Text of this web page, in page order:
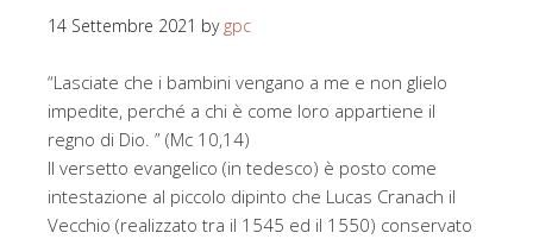
14 Settembre 2021 by gpc
“Lasciate che i bambini vengano a me e non glielo
impedite, perché a chi è come loro appartiene il
regno di Dio. ” (Mc 10,14)
Il versetto evangelico (in tedesco) è posto come
intestazione al piccolo dipinto che Lucas Cranach il
Vecchio (realizzato tra il 1545 ed il 1550) conservato